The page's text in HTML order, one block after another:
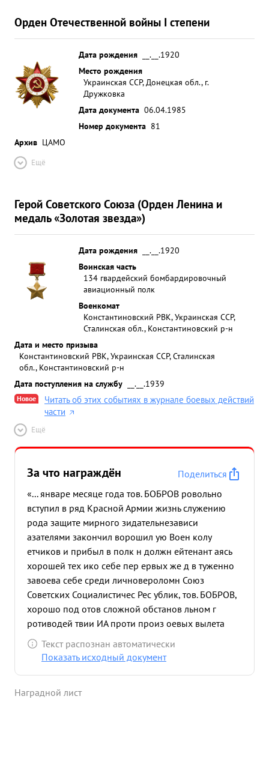
Орден Отечественной войны I степени
Дата рождения
__.__.1920
Место рождения
Украинская ССР, Донецкая обл., г.
Дружковка
Дата документа 06.04.1985
Номер документа 81
Архив ЦАМО
Ещё
Герой Советского Союза (Орден Ленина и
медаль «Золотая звезда»)
Дата рождения
__.__.1920
Воинская часть
134 гвардейский бомбардировочный
авиационный полк
Военкомат
Константиновский РВК, Украинская ССР,
Сталинская обл., Константиновский р-н
Дата и место призыва
Константиновский РВК, Украинская ССР, Сталинская
обл., Константиновский р-н
Дата поступления на службу
__.__.1939
Новое
Читать об этих событиях в журнале боевых действий
части
Ещё
За что награждён
Поделиться
«... январе месяце года тов. БОБРОВ ровольно
вступил в ряд Красной Армии жизнь служению
рода защите мирного зидательнезависи
азателями закончил ворошил ую Воен колу
етчиков и прибыл в полк н должн ейтенант аясь
хорошей тех ико себе пер ервых же д в туженно
завоева себе среди личновероломн Союз
Советских Социалистичес Рес ублик, тов. БОБРОВ,
хорошо под отов сложной обстанов льном г
ротиводей твии ИА проти произ оевых вылета
самолете СБ бомбовые уд по танкам мотомех
хвойс скам пропоказав с жественным В авг усте
произвел проти нашим дивизии. ервый боевой
Текст распознан автоматически
Показать исходный документ
Наградной лист